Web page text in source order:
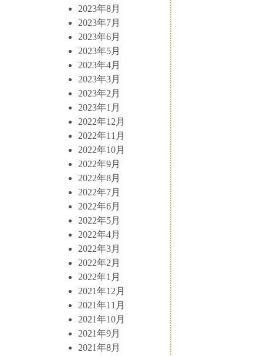
2023年8月
2023年7月
2023年6月
2023年5月
2023年4月
2023年3月
2023年2月
2023年1月
2022年12月
2022年11月
2022年10月
2022年9月
2022年8月
2022年7月
2022年6月
2022年5月
2022年4月
2022年3月
2022年2月
2022年1月
2021年12月
2021年11月
2021年10月
2021年9月
2021年8月